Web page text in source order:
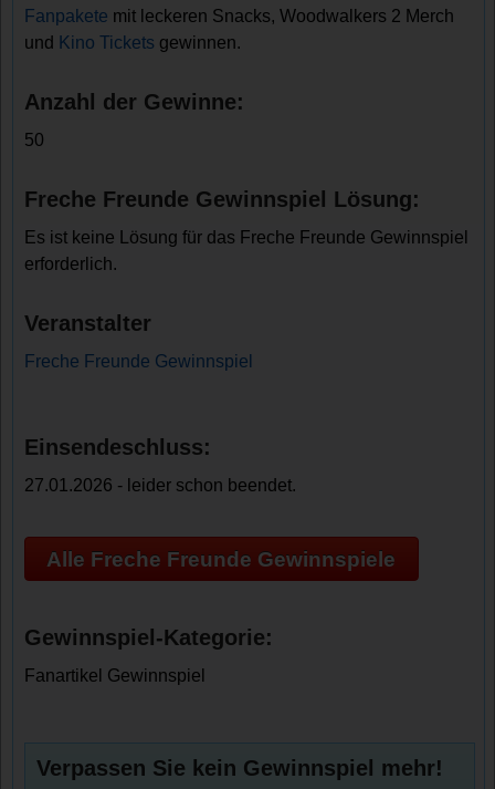
Fanpakete mit leckeren Snacks, Woodwalkers 2 Merch
und Kino Tickets gewinnen.
Anzahl der Gewinne:
50
Freche Freunde Gewinnspiel Lösung:
Es ist keine Lösung für das Freche Freunde Gewinnspiel
erforderlich.
Veranstalter
Freche Freunde Gewinnspiel
Einsendeschluss:
27.01.2026 - leider schon beendet.
Alle Freche Freunde Gewinnspiele
Gewinnspiel-Kategorie:
Fanartikel Gewinnspiel
Verpassen Sie kein Gewinnspiel mehr!